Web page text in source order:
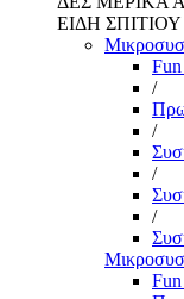
ΕΙΔΗ ΣΠΙΤΙΟΥ
/
/
/
/